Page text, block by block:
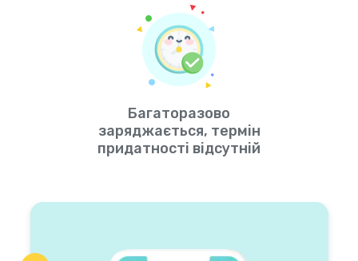
Багаторазово
заряджається, термін
придатності відсутній